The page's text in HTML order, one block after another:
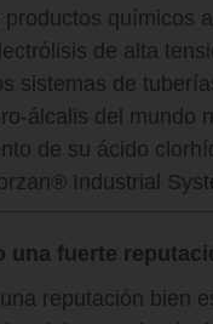
productos químicos
de alta
sistemas de
álcalis del mundo
de su ácido
Industrial
una fuerte
reputación bien